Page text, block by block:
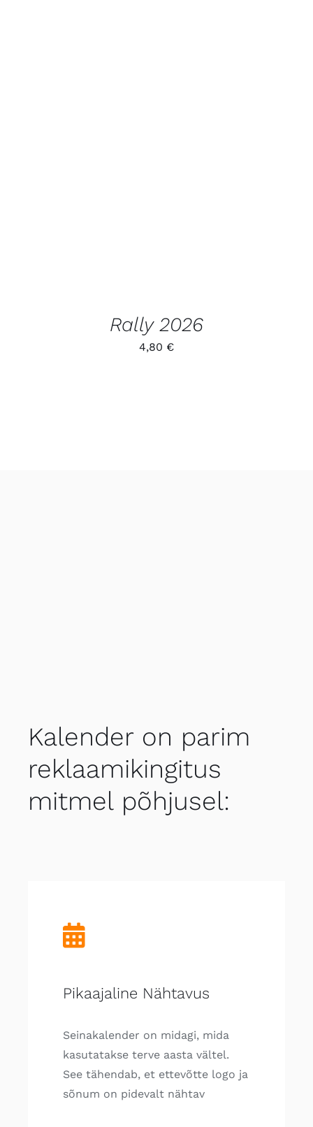
Rally 2026
4,80 €
Kalender on parim
reklaamikingitus
mitmel põhjusel:
Pikaajaline Nähtavus
Seinakalender on midagi, mida
kasutatakse terve aasta vältel.
See tähendab, et ettevõtte logo ja
sõnum on pidevalt nähtav